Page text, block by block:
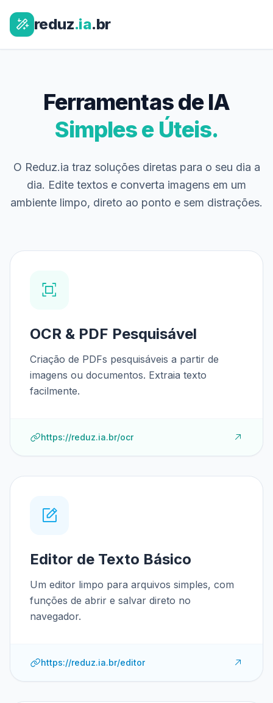
reduz.ia.br
Ferramentas de IA
Simples e Úteis.
O Reduz.ia traz soluções diretas para o seu dia a
dia. Edite textos e converta imagens em um
ambiente limpo, direto ao ponto e sem distrações.
OCR & PDF Pesquisável
Criação de PDFs pesquisáveis a partir de
imagens ou documentos. Extraia texto
facilmente.
https://reduz.ia.br/ocr
Editor de Texto Básico
Um editor limpo para arquivos simples, com
funções de abrir e salvar direto no
navegador.
https://reduz.ia.br/editor